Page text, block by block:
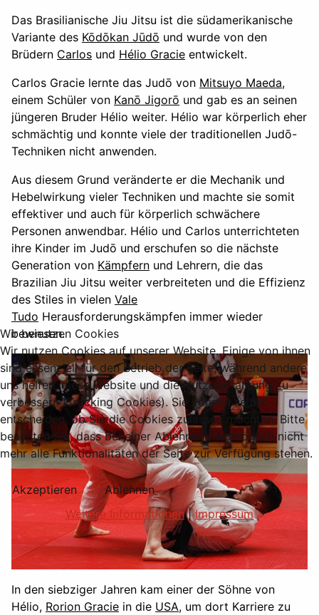
Das Brasilianische Jiu Jitsu ist die südamerikanische
Variante des Kōdōkan Jūdō und wurde von den
Brüdern Carlos und Hélio Gracie entwickelt.
Carlos Gracie lernte das Judō von Mitsuyo Maeda,
einem Schüler von Kanō Jigorō und gab es an seinen
jüngeren Bruder Hélio weiter. Hélio war körperlich eher
schmächtig und konnte viele der traditionellen Judō-
Techniken nicht anwenden.
Aus diesem Grund veränderte er die Mechanik und
Hebelwirkung vieler Techniken und machte sie somit
effektiver und auch für körperlich schwächere
Personen anwendbar. Hélio und Carlos unterrichteten
ihre Kinder im Judō und erschufen so die nächste
Generation von Kämpfern und Lehrern, die das
Brazilian Jiu Jitsu weiter verbreiteten und die Effizienz
des Stiles in vielen Vale
Tudo Herausforderungskämpfen immer wieder
bewiesen.
In den siebziger Jahren kam einer der Söhne von
Hélio, Rorion Gracie in die USA, um dort Karriere zu
Wir benutzen Cookies
Wir nutzen Cookies auf unserer Website. Einige von ihnen
sind essenziell für den Betrieb der Seite, während andere
uns helfen, diese Website und die Nutzererfahrung zu
verbessern (Tracking Cookies). Sie können selbst
entscheiden, ob Sie die Cookies zulassen möchten. Bitte
beachten Sie, dass bei einer Ablehnung womöglich nicht
mehr alle Funktionalitäten der Seite zur Verfügung stehen.
Akzeptieren
Ablehnen
Weitere Informationen|Impressum